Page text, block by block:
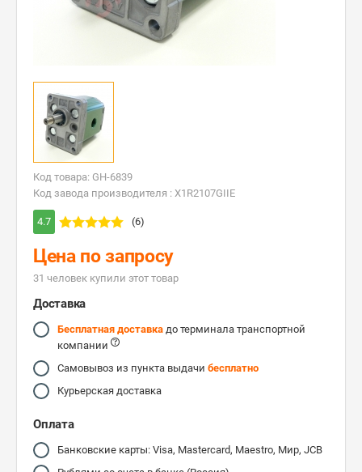
Код товара: GH-6839
Код завода производителя : X1R2107GIIE
4.7 (6)
Цена по запросу
31 человек купили этот товар
Доставка
Бесплатная доставка до терминала транспортной
компании
Самовывоз из пункта выдачи бесплатно
Курьерская доставка
Оплата
Банковские карты: Visa, Mastercard, Maestro, Мир, JCB